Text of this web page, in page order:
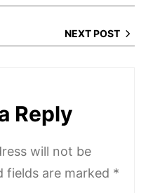
NEXT POST
Reply
will not be
fields are marked *